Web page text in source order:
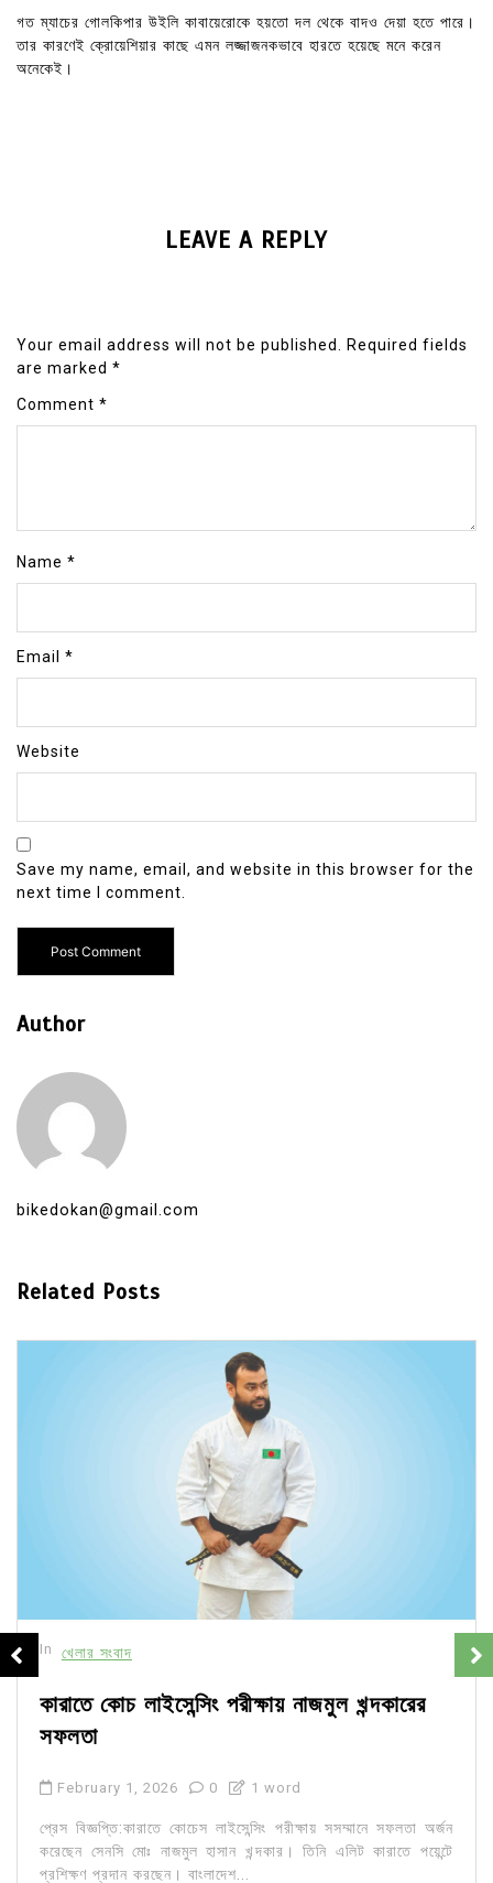
গত ম্যাচের গোলকিপার উইলি কাবায়েরোকে হয়তো দল থেকে বাদও দেয়া হতে পারে।
তার কারণেই ক্রোয়েশিয়ার কাছে এমন লজ্জাজনকভাবে হারতে হয়েছে মনে করেন
অনেকেই।
LEAVE A REPLY
Your email address will not be published. Required fields
are marked *
Comment *
Name *
Email *
Website
Save my name, email, and website in this browser for the
next time I comment.
Author
bikedokan@gmail.com
Related Posts
In খেলার সংবাদ
কারাতে কোচ লাইসেন্সিং পরীক্ষায় নাজমুল খন্দকারের
সফলতা
February 1, 2026 0 1 word
প্রেস বিজ্ঞপ্তি:কারাতে কোচেস লাইসেন্সিং পরীক্ষায় সসম্মানে সফলতা অর্জন
করেছেন সেনসি মোঃ নাজমুল হাসান খন্দকার। তিনি এলিট কারাতে পয়েন্টে
প্রশিক্ষণ প্রদান করছেন। বাংলাদেশ...